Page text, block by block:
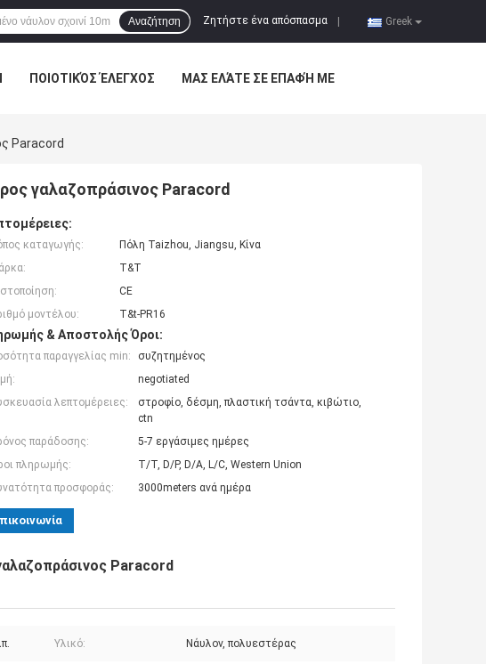
Greek
Ζητήστε ένα απόσπασμα
Αναζήτηση
ΠΟΙΟΤΙΚΌΣ ΈΛΕΓΧΟΣ ΜΑΣ ΕΛΆΤΕ ΣΕ ΕΠΑΦΉ ΜΕ
Paracord
γαλαζοπράσινος Paracord
καταγωγής:
Πόλη Taizhou, Jiangsu, Κίνα
T&T
CE
μοντέλου:
T&t-PR16
& Αποστολής Όροι:
παραγγελίας min:
συζητημένος
negotiated
λεπτομέρειες:
στροφίο, δέσμη, πλαστική τσάντα, κιβώτιο,
ctn
παράδοσης:
5-7 εργάσιμες ημέρες
πληρωμής:
T/T, D/P, D/A, L/C, Western Union
προσφοράς:
3000meters ανά ημέρα
Paracord
Υλικό: Νάυλον, πολυεστέρας